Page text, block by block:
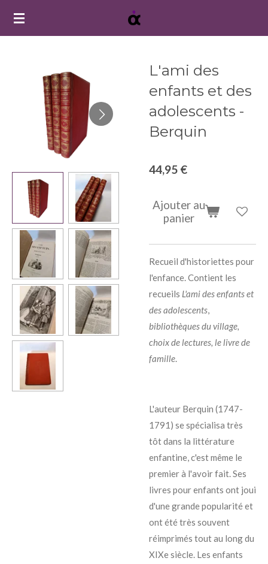
Passer
L'ami des
enfants et des
adolescents -
Berquin
44,95 €
Ajouter au
panier
Recueil d'historiettes pour
l'enfance. Contient les
recueils L'ami des enfants et
des adolescents,
bibliothèques du village,
choix de lectures, le livre de
famille.
L'auteur Berquin (1747-
1791) se spécialisa très
tôt dans la littérature
enfantine, c'est même le
premier à l'avoir fait. Ses
livres pour enfants ont joui
d'une grande popularité et
ont été très souvent
réimprimés tout au long du
XIXe siècle. Les enfants